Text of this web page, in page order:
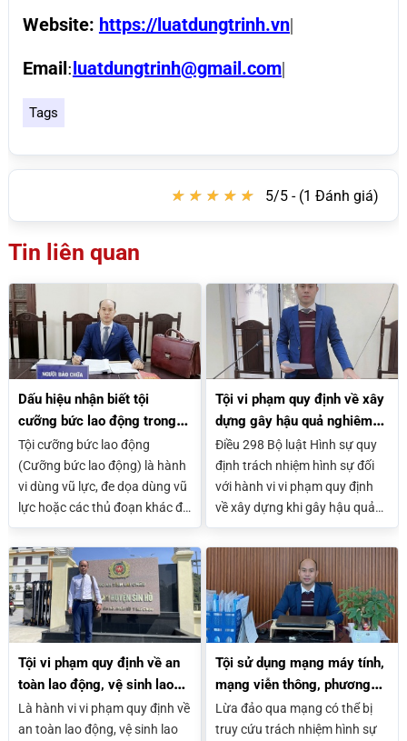
Website: https://luatdungtrinh.vn|
Email : luatdungtrinh@gmail.com|
Tags
★ ★ ★ ★ ★
★ ★ ★ ★ ★ 5/5 - (1 Đánh giá)
Tin liên quan
Dấu hiệu nhận biết tội
cưỡng bức lao động trong
thực tế: Phân biệt với vi
phạm lao động
Tội cưỡng bức lao động
(Cưỡng bức lao động) là hành
vi dùng vũ lực, đe dọa dùng vũ
lực hoặc các thủ đoạn khác để
ép buộc người lao động phải
làm việc trái ý muốn của họ.
Tội vi phạm quy định về xây
dựng gây hậu quả nghiêm
trọng (Điều 298 BLHS)
Điều 298 Bộ luật Hình sự quy
định trách nhiệm hình sự đối
với hành vi vi phạm quy định
về xây dựng khi gây hậu quả
nghiêm trọng. Chỉ khi có thiệt
hại lớn về người, tài sản hoặc
an toàn công trình và vượt
ngưỡng xử phạt hành chính
thì mới bị truy cứu trách nhiệm
hình sự.
Tội vi phạm quy định về an
toàn lao động, vệ sinh lao
động, về an toàn ở nơi đông
người (Điều 295 BLHS)
Là hành vi vi phạm quy định về
an toàn lao động, vệ sinh lao
Tội sử dụng mạng máy tính,
mạng viễn thông, phương
tiện điện tử thực hiện hành
vi chiếm đoạt tài sản (Điều
Lừa đảo qua mạng có thể bị
truy cứu trách nhiệm hình sự